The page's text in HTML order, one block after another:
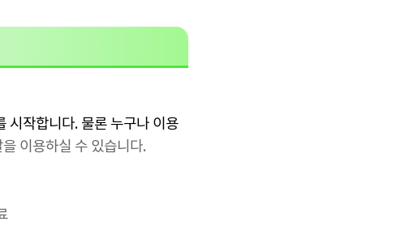
시작합니다. 물론 누구나 이용
이용하실 수 있습니다.